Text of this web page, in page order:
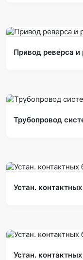
Привод реверса
Трубопровод
Устан.
Устан.